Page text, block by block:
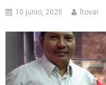
10 junio, 2020 ltovar